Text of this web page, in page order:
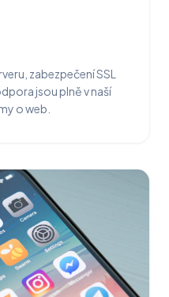
zabezpečení SSL
jsou plně v naší
o web.